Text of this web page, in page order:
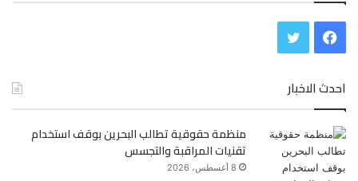
ب
و
ت
ر
احدث الاخبار
منظمة حقوقية تطالب البحرين بوقف استخدام
تقنيات المراقبة والتجسس
8 أغسطس، 2026